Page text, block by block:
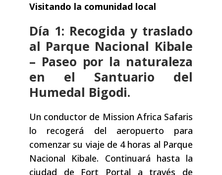
Visitando la comunidad local
Día 1: Recogida y traslado
al Parque Nacional Kibale
– Paseo por la naturaleza
en el Santuario del
Humedal Bigodi.
Un conductor de Mission Africa Safaris
lo recogerá del aeropuerto para
comenzar su viaje de 4 horas al Parque
Nacional Kibale. Continuará hasta la
ciudad de Fort Portal a través de